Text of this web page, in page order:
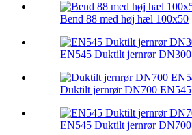
Bend 88 med høj hæl 100x50
EN545 Duktilt jernrør DN300
Duktilt jernrør DN700 EN545
EN545 Duktilt jernrør DN700